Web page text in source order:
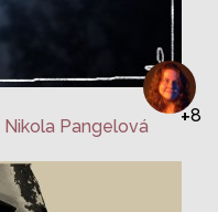
+8
Pangelová